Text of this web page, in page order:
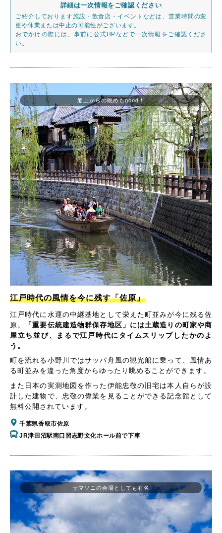
詳細は一次情報をご確認ください
ご紹介しております施設・飲食店・イベントなどは、営業時間の変
更や休業または中止の可能性がございます。
おでかけの際には、事前に公式HPなどで一次情報をご確認くださ
い。
船上からの眺めもgood！
江戸時代の風情を今に残す「佐原」
江戸時代に水運の中継基地として栄えた町並みが今に残る佐
原。
「重要伝統建造物群保存地区」には土蔵造りの町家や商
屋立ち並び、まるで江戸時代にタイムスリップしたかのよ
う。
町を流れる小野川ではサッパ舟風の観光船に乗って、風情あ
る町並みを違った角度からゆったり眺めることができます。
また日本の実測地図を作った伊能忠敬の旧宅は本人自らが設
計した建物で、忠敬の偉業を見ることができる記念館として
無料公開されています。
千葉県香取市佐原
JR津田沼駅南口習志野文化ホール前で下車
サマソニの会場としても有名